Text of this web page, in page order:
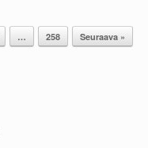
… 258 Seuraava »